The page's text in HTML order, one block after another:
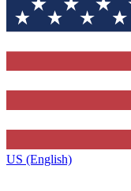
US (English)